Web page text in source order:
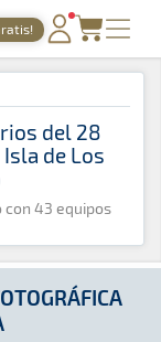
1999
PORTADA
ONLINE
NOTICIAS
AGENDA
GALERÍAS
TIENDA
Subida
del 28
de Los
con 43 equipos